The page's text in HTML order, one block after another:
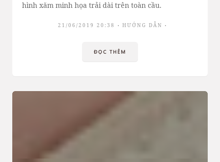
hình xăm minh họa trải dài trên toàn cầu.
21/06/2019 20:38 HƯỚNG DẪN
ĐỌC THÊM